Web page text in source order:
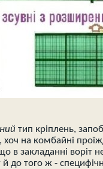
тип кріплень,
хоч на комбайні
в закладанні воріт
до того ж -